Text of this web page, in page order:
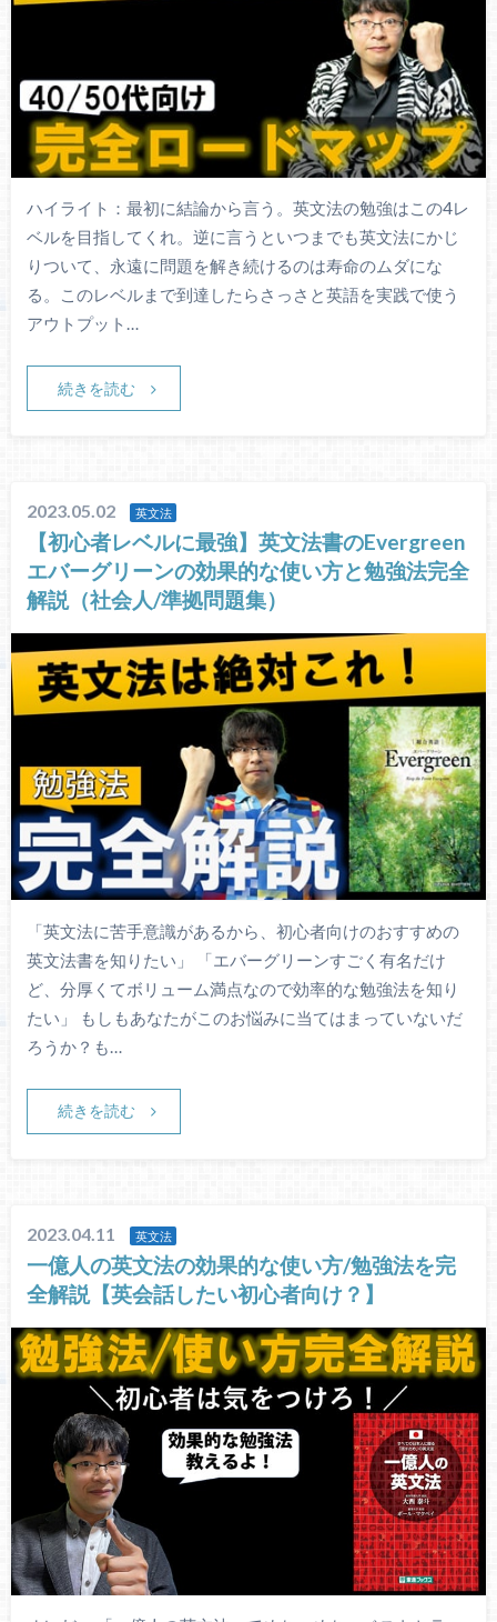
ハイライト：最初に結論から言う。英文法の勉強はこの4レ
ベルを目指してくれ。逆に言うといつまでも英文法にかじ
りついて、永遠に問題を解き続けるのは寿命のムダにな
る。このレベルまで到達したらさっさと英語を実践で使う
アウトプット…
続きを読む
2023.05.02 英文法
【初心者レベルに最強】英文法書のEvergreen
エバーグリーンの効果的な使い方と勉強法完全
解説（社会人/準拠問題集）
「英文法に苦手意識があるから、初心者向けのおすすめの
英文法書を知りたい」 「エバーグリーンすごく有名だけ
ど、分厚くてボリューム満点なので効率的な勉強法を知り
たい」 もしもあなたがこのお悩みに当てはまっていないだ
ろうか？も…
続きを読む
2023.04.11 英文法
一億人の英文法の効果的な使い方/勉強法を完
全解説【英会話したい初心者向け？】